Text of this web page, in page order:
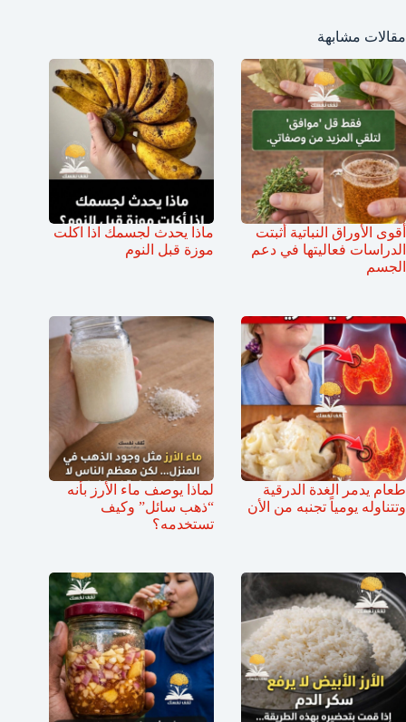
مقالات مشابهة
أقوى الأوراق النباتية أثبتت
الدراسات فعاليتها في دعم
الجسم
ماذا يحدث لجسمك اذا اكلت
موزة قبل النوم
طعام يدمر الغدة الدرقية
وتتناوله يومياً تجنبه من الأن
لماذا يوصف ماء الأرز بأنه
“ذهب سائل” وكيف
تستخدمه؟